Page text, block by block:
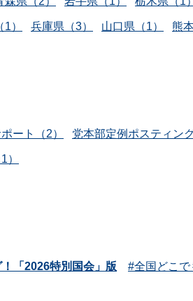
） 兵庫県（3） 山口県（1） 熊
ート（2） 党本部定例ポスティング
）
「2026特別国会」版 全国どこで